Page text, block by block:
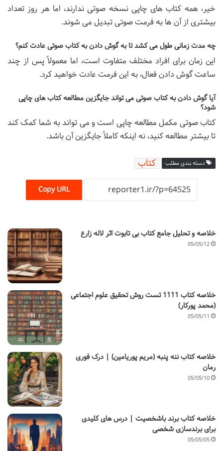
خیر، همه کتاب های چاپی نسخه صوتی ندارند، اما هر روز تعداد
بیشتری از آن ها به فرمت صوتی تبدیل می شوند.
چه مدت زمانی طول می کشد تا به گوش دادن به کتاب صوتی عادت کنم؟
این زمان برای افراد مختلف متفاوت است، اما معمولاً پس از چند
ساعت گوش دادن فعال، به این فرمت عادت خواهید کرد.
آیا گوش دادن به کتاب صوتی می تواند جایگزین مطالعه کتاب های چاپی
شود؟
کتاب صوتی مکمل مطالعه چاپی است و می تواند به شما کمک کند
تا بیشتر مطالعه کنید، نه اینکه کاملاً جایگزین آن باشد.
دسته بندی مطلب کتاب
Copy URL
خلاصه و تحلیل جامع کتاب بی تابوت اثر لاله زارع
05/05/12
خلاصه کتاب 1111 تست روش تحقیق علوم اجتماعی
(محمد پورکار)
05/05/11
خلاصه کتاب ننه پنبه (مریم پوریامین) | درک فوری
رمان
05/05/10
خلاصه کتاب برند باشخصیت | درس های کلیدی
برای برندسازی شخصی
05/05/05